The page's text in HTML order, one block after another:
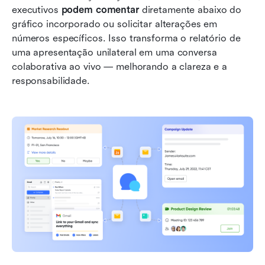
executivos podem comentar diretamente abaixo do
gráfico incorporado ou solicitar alterações em
números específicos. Isso transforma o relatório de
uma apresentação unilateral em uma conversa
colaborativa ao vivo — melhorando a clareza e a
responsabilidade.